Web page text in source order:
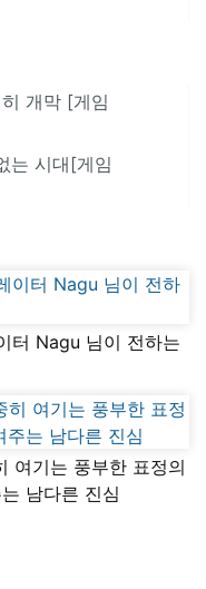
히 개막 [게임
는 시대[게임
터 Nagu 님이 전하는
여기는 풍부한 표정의
남다른 진심